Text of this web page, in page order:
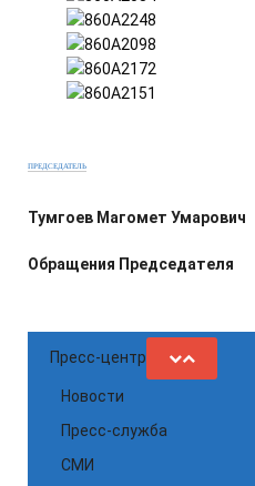
ПРЕДСЕДАТЕЛЬ
Тумгоев Магомет Умарович
Обращения Председателя
Пресс-центр
Новости
Пресс-служба
СМИ